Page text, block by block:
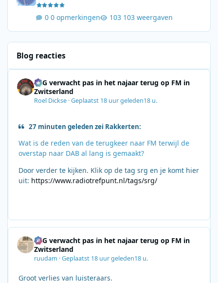
0 opmerkingen 103 weergaven
Blog reacties
SRG verwacht pas in het najaar terug op FM in
Zwitserland
Roel Dickse ·Geplaatst 18 uur geleden18 u.
27 minuten geleden zei Rakkerten:
Wat is de reden van de terugkeer naar FM terwijl de
overstap naar DAB al lang is gemaakt?
Door verder te kijken. Klik op de tag srg en je komt hier
uit: https://www.radiotrefpunt.nl/tags/srg/
SRG verwacht pas in het najaar terug op FM in
Zwitserland
ruudam ·Geplaatst 18 uur geleden18 u.
Groot verlies van luisteraars.